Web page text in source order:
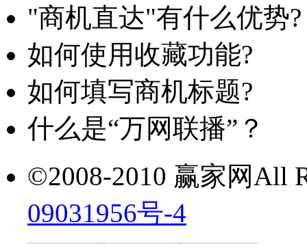
"商机直达"有什么优势?
如何使用收藏功能?
如何填写商机标题?
什么是“万网联播”？
©2008-2010 赢家网All
09031956号-4